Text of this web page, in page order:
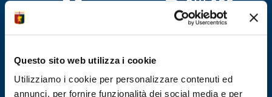
Questo sito web utilizza i cookie
Utilizziamo i cookie per personalizzare contenuti ed
annunci, per fornire funzionalità dei social media e per
Accessori
Outlet